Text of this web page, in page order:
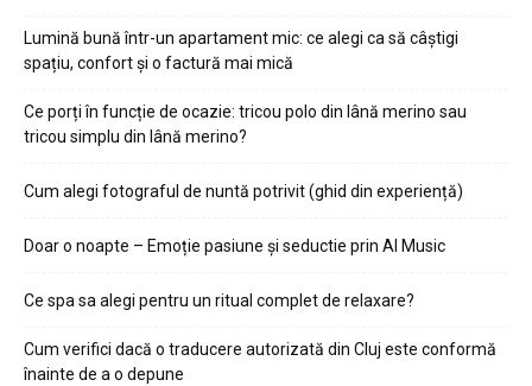
Lumină bună într-un apartament mic: ce alegi ca să câștigi
spațiu, confort și o factură mai mică
Ce porți în funcție de ocazie: tricou polo din lână merino sau
tricou simplu din lână merino?
Cum alegi fotograful de nuntă potrivit (ghid din experiență)
Doar o noapte – Emoție pasiune și seductie prin AI Music
Ce spa sa alegi pentru un ritual complet de relaxare?
Cum verifici dacă o traducere autorizată din Cluj este conformă
înainte de a o depune